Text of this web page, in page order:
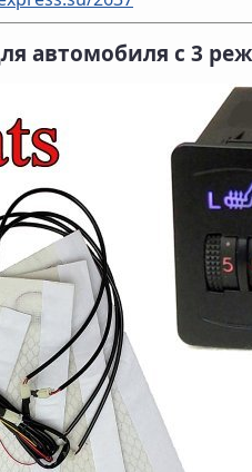
автомобиля с 3